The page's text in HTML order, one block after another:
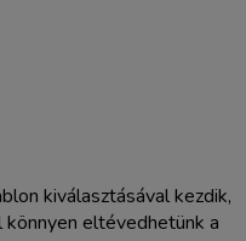
kiválasztásával kezdik,
eltévedhetünk a